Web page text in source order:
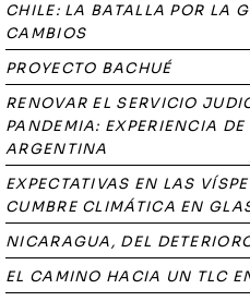
CHILE: LA BATALLA POR LA
CAMBIOS
PROYECTO BACHUÉ
RENOVAR EL SERVICIO
PANDEMIA: EXPERIENCIA
ARGENTINA
EXPECTATIVAS EN LAS
CUMBRE CLIMÁTICA EN
NICARAGUA, DEL
EL CAMINO HACIA UN TLC